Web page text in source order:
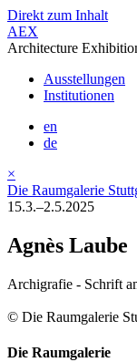
Direkt zum Inhalt
AEX
Architecture
Ausstellungen
Institutionen
en
de
×
Die Raumgalerie
15.3.–2.5.2025
Agnès Laube
Archigrafie - Schrift
© Die Raumgalerie
Die Raumgalerie